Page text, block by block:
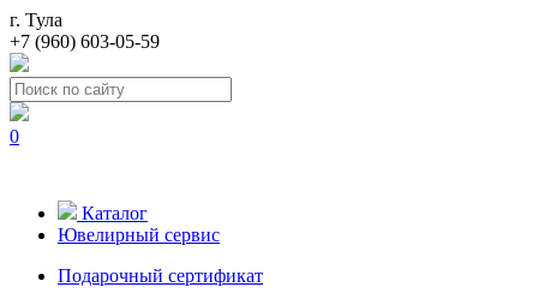
г. Тула
+7 (960) 603-05-59
0
Каталог
Ювелирный сервис
Подарочный сертификат